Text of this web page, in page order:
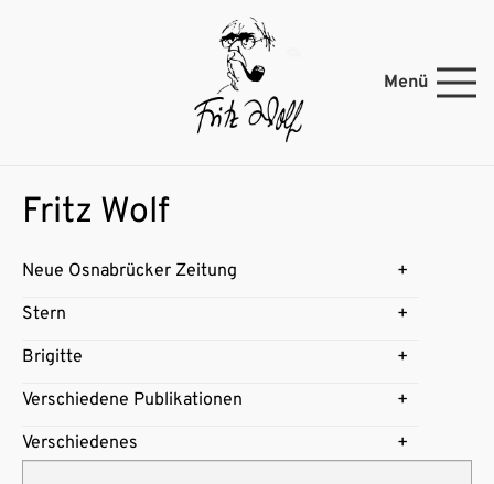
Menü
Fritz Wolf
Neue Osnabrücker Zeitung
Stern
Brigitte
Verschiedene Publikationen
Verschiedenes